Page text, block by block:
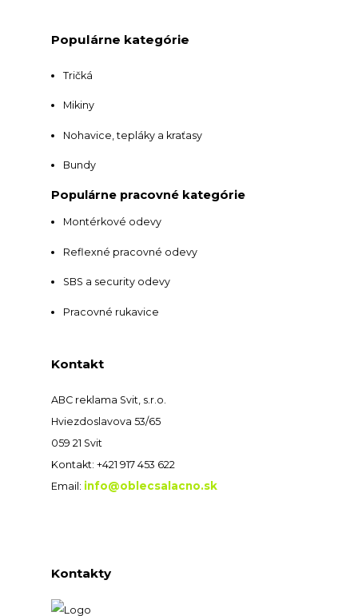
Populárne kategórie
Tričká
Mikiny
Nohavice, tepláky a kraťasy
Bundy
Populárne pracovné kategórie
Montérkové odevy
Reflexné pracovné odevy
SBS a security odevy
Pracovné rukavice
Kontakt
ABC reklama Svit, s.r.o.
Hviezdoslavova 53/65
059 21 Svit
Kontakt: +421 917 453 622
Email: info@oblecsalacno.sk
Kontakty